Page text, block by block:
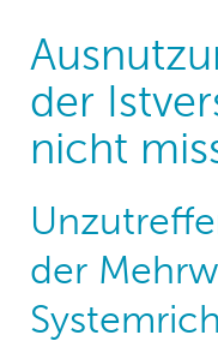
der
nicht
der